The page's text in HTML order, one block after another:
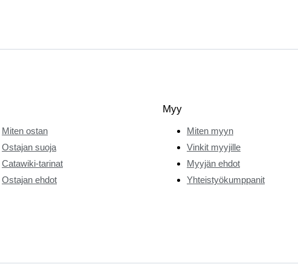
Miten ostan
Ostajan suoja
Catawiki-tarinat
Ostajan ehdot
Myy
Miten myyn
Vinkit myyjille
Myyjän ehdot
Yhteistyökumppanit